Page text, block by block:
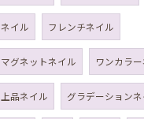
ネイル フレンチネイル
マグネットネイル ワンカラ
上品ネイル グラデーション